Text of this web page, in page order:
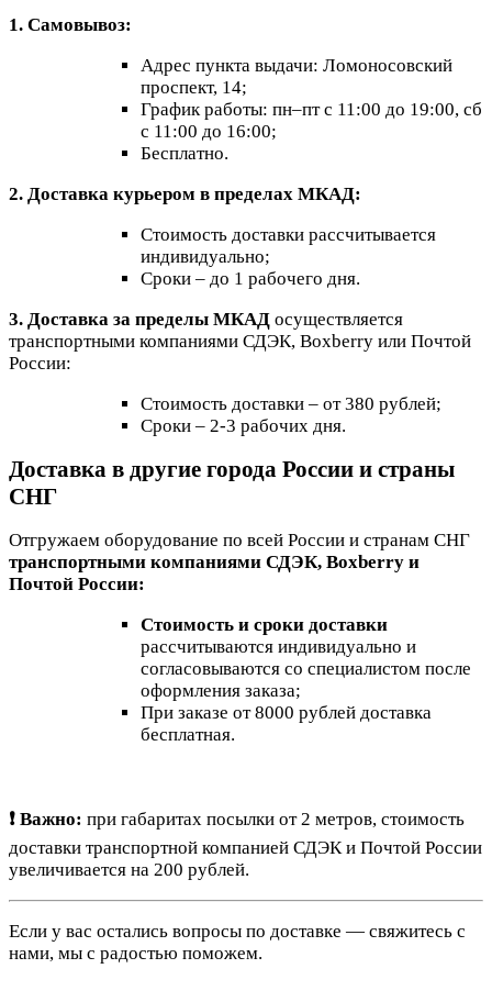
1. Самовывоз:
Адрес пункта выдачи: Ломоносовский
проспект, 14;
График работы: пн–пт с 11:00 до 19:00, сб
с 11:00 до 16:00;
Бесплатно.
2. Доставка курьером в пределах МКАД:
Стоимость доставки рассчитывается
индивидуально;
Сроки – до 1 рабочего дня.
3. Доставка за пределы МКАД осуществляется
транспортными компаниями СДЭК, Boxberry или Почтой
России:
Стоимость доставки – от 380 рублей;
Сроки – 2-3 рабочих дня.
Доставка в другие города России и страны
СНГ
Отгружаем оборудование по всей России и странам СНГ
транспортными компаниями СДЭК, Boxberry и
Почтой России:
Стоимость и сроки доставки
рассчитываются индивидуально и
согласовываются со специалистом после
оформления заказа;
При заказе от 8000 рублей доставка
бесплатная.
❗ Важно: при габаритах посылки от 2 метров, стоимость
доставки транспортной компанией СДЭК и Почтой России
увеличивается на 200 рублей.
Если у вас остались вопросы по доставке — свяжитесь с
нами, мы с радостью поможем.